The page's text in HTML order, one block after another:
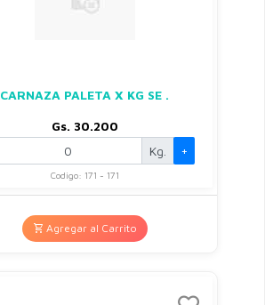
CARNAZA PALETA X KG SE .
Gs. 30.200
Kg. +
Codigo: 171 - 171
Agregar al Carrito